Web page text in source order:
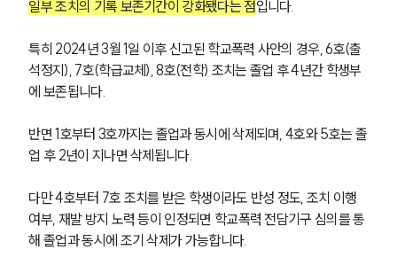
일부 조치의 기록 보존기간이 강화됐다는 점입니다.
특히 2024년 3월 1일 이후 신고된 학교폭력 사안의 경우, 6호(출
석정지), 7호(학급교체), 8호(전학) 조치는 졸업 후 4년간 학생부
에 보존됩니다.
반면 1호부터 3호까지는 졸업과 동시에 삭제되며, 4호와 5호는 졸
업 후 2년이 지나면 삭제됩니다.
다만 4호부터 7호 조치를 받은 학생이라도 반성 정도, 조치 이행
여부, 재발 방지 노력 등이 인정되면 학교폭력 전담기구 심의를 통
해 졸업과 동시에 조기 삭제가 가능합니다.